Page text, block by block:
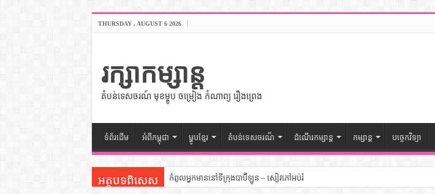
THURSDAY , AUGUST 6 2026
រក្សាកម្សាន្ត
តំបន់ទេសចរណ៍ មុខម្ហូប ចម្រៀង កំណាព្យ រឿងព្រេង
ទំព័រដើម អំពីកម្ពុជា ម្ហូបខ្មែរ តំបន់ទេសចរណ៏ ដំណើរកម្សាន្ត កម្សាន្ត បច្ចេកវិទ្យា
អត្ថបទពិសេស កំពូលអ្នកមាននៅទីក្រុងបាប៊ីឡូន – សៀវភៅអប់រំ